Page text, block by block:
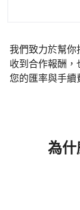
我們致力於幫你
收到合作報酬
您的匯率與手續
為什